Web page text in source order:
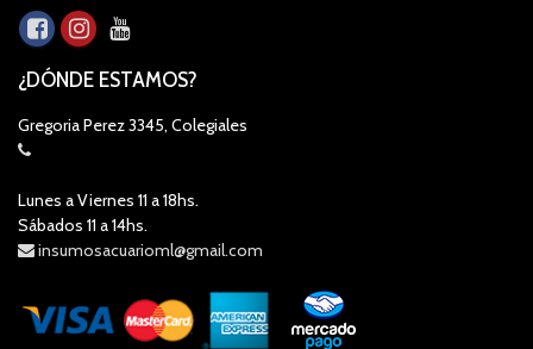
¿DÓNDE ESTAMOS?
Gregoria Perez 3345, Colegiales
Lunes a Viernes 11 a 18hs.
Sábados 11 a 14hs.
insumosacuarioml@gmail.com